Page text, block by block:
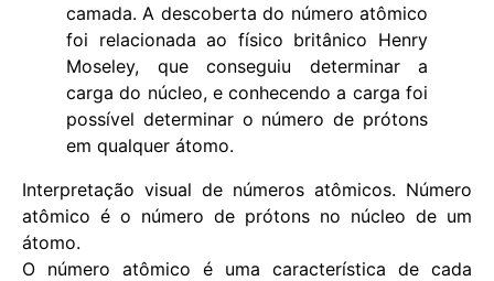
camada. A descoberta do número atômico
foi relacionada ao físico britânico Henry
Moseley, que conseguiu determinar a
carga do núcleo, e conhecendo a carga foi
possível determinar o número de prótons
em qualquer átomo.
Interpretação visual de números atômicos. Número
atômico é o número de prótons no núcleo de um
átomo.
O número atômico é uma característica de cada